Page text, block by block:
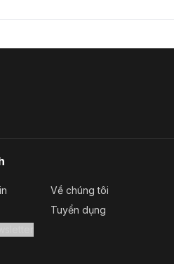
Về chúng tôi
Tuyển dụng